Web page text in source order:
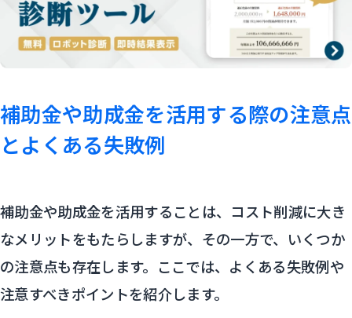
補助金や助成金を活用する際の注意点
とよくある失敗例
補助金や助成金を活用することは、コスト削減に大き
なメリットをもたらしますが、その一方で、いくつか
の注意点も存在します。ここでは、よくある失敗例や
注意すべきポイントを紹介します。